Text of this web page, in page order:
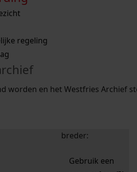
met een aantal zoektips.
met een aantal zoektips.
regeling
worden en het Westfries Archief
zoektips
uw zoekopdracht te
breder:
Gebruik een